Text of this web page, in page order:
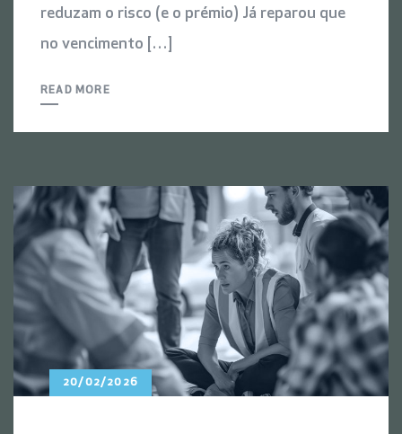
reduzam o risco (e o prémio) Já reparou que
no vencimento […]
READ MORE
20/02/2026